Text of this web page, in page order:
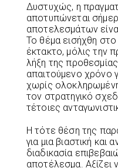
Δυστυχώς, η
αποτυπώνεται
αποτελεσμάτων
Το θέμα εισήχθη
έκτακτο, μόλις την
λήξη της
απαιτούμενο χρόνο
χωρίς
τον στρατηγικό
τέτοιες
Η τότε θέση της
για μια βιαστική
διαδικασία
αποτέλεσμα. Αξίζει